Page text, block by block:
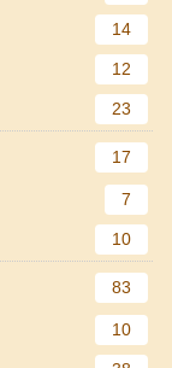
14
12
23
17
7
10
83
10